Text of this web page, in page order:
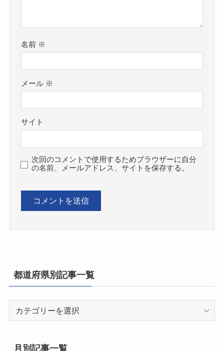
名前 ※
メール ※
サイト
次回のコメントで使用するためブラウザーに自分
の名前、メールアドレス、サイトを保存する。
都道府県別記事一覧
県
月別記事一覧